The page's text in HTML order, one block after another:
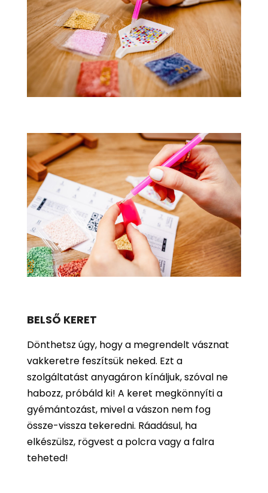
BELSŐ KERET
Dönthetsz úgy, hogy a megrendelt vásznat
vakkeretre feszítsük neked. Ezt a
szolgáltatást anyagáron kínáljuk, szóval ne
habozz, próbáld ki! A keret megkönnyíti a
gyémántozást, mivel a vászon nem fog
össze-vissza tekeredni. Ráadásul, ha
elkészülsz, rögvest a polcra vagy a falra
teheted!